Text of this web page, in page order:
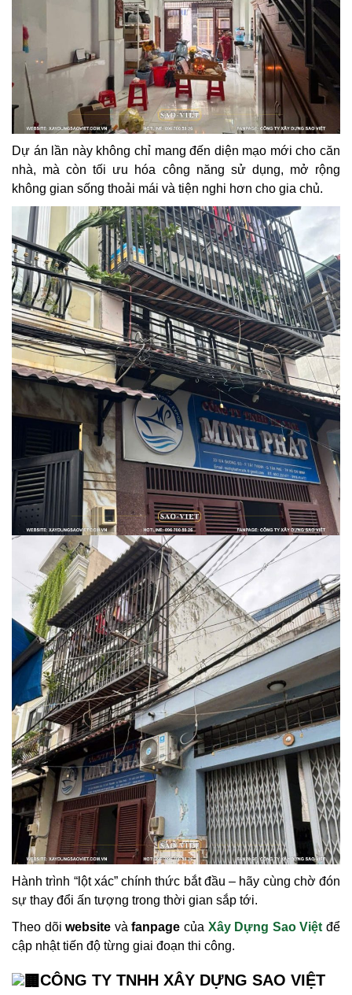
Dự án lần này không chỉ mang đến diện mạo mới cho căn
nhà, mà còn tối ưu hóa công năng sử dụng, mở rộng
không gian sống thoải mái và tiện nghi hơn cho gia chủ.
Hành trình “lột xác” chính thức bắt đầu – hãy cùng chờ đón
sự thay đổi ấn tượng trong thời gian sắp tới.
Theo dõiwebsite vàfanpage của Xây Dựng Sao Việt để
cập nhật tiến độ từng giai đoạn thi công.
CÔNG TY TNHH XÂY DỰNG SAO VIỆT